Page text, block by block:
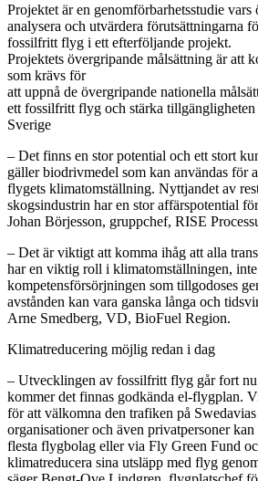
Projektet är en genomförbarhetsstudie
analysera och utvärdera förutsättningarna
fossilfritt flyg i ett efterföljande projekt.
Projektets övergripande målsättning är att
som krävs för
att uppnå de övergripande nationella
ett fossilfritt flyg och stärka
Sverige
– Det finns en stor potential och ett stort
gäller biodrivmedel som kan användas för
flygets klimatomställning. Nyttjandet av
skogsindustrin har en stor affärspotential
Johan Börjesson, gruppchef, RISE
– Det är viktigt att komma ihåg att alla
har en viktig roll i klimatomställningen,
kompetensförsörjningen som tillgodoses
avstånden kan vara ganska långa och
Arne Smedberg, VD, BioFuel Region.
Klimatreducering möjlig redan i dag
– Utvecklingen av fossilfritt flyg går fort
kommer det finnas godkända el-flygplan.
för att välkomna den trafiken på
organisationer och även privatpersoner
flesta flygbolag eller via Fly Green Fund
klimatreducera sina utsläpp med flyg